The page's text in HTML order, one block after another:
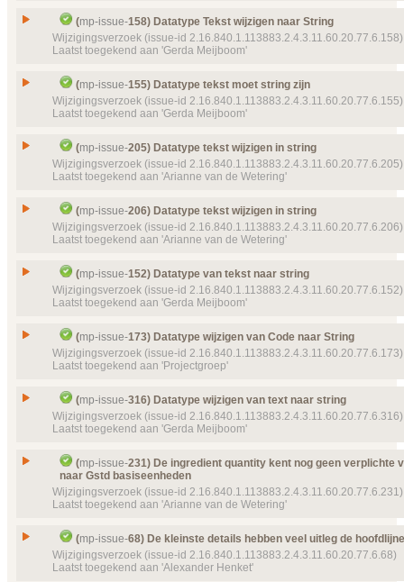
Details
Klik hier voor alle issuedetails
Gesloten, toegekend
Prioriteit
normaal
Details
Klik hier voor alle issuedetails
Issue
Datatype Tekst wijzigen naar String
mp-issue-157
Wijzigingsverzoek
Gesloten, toegekend
Prioriteit
normaal
Object(en)
Doel van verwijzing ontbreekt
Details
Klik hier voor alle issuedetails
(mp-issue-158) Datatype Tekst wijzigen naar String
Wijzigingsverzoek (issue-id 2.16.840.1.113883.2.4.3.11.60.20.77.6.158)
Laatst toegekend aan 'Gerda Meijboom'
Issue
Datatype Tekst wijzigen naar String
mp-issue-158
Wijzigingsverzoek
Gesloten, toegekend
Prioriteit
normaal
Details
Klik hier voor alle issuedetails
(mp-issue-155) Datatype tekst moet string zijn
Wijzigingsverzoek (issue-id 2.16.840.1.113883.2.4.3.11.60.20.77.6.155)
Laatst toegekend aan 'Gerda Meijboom'
Issue
Datatype tekst moet string zijn
mp-issue-155
Wijzigingsverzoek
Gesloten, toegekend
Prioriteit
normaal
Object(en)
Doel van verwijzing ontbreekt
Details
Klik hier voor alle issuedetails
(mp-issue-205) Datatype tekst wijzigen in string
Wijzigingsverzoek (issue-id 2.16.840.1.113883.2.4.3.11.60.20.77.6.205)
Laatst toegekend aan 'Arianne van de Wetering'
Issue
Datatype tekst wijzigen in string
mp-issue-205
Wijzigingsverzoek
Gesloten, toegekend
Prioriteit
normaal
Object(en)
Doel van verwijzing ontbreekt
Details
Klik hier voor alle issuedetails
(mp-issue-206) Datatype tekst wijzigen in string
Wijzigingsverzoek (issue-id 2.16.840.1.113883.2.4.3.11.60.20.77.6.206)
Laatst toegekend aan 'Arianne van de Wetering'
Issue
Datatype tekst wijzigen in string
mp-issue-206
Wijzigingsverzoek
Gesloten, toegekend
Prioriteit
normaal
Object(en)
Doel van verwijzing ontbreekt
Details
Klik hier voor alle issuedetails
(mp-issue-152) Datatype van tekst naar string
Wijzigingsverzoek (issue-id 2.16.840.1.113883.2.4.3.11.60.20.77.6.152)
Laatst toegekend aan 'Gerda Meijboom'
Issue
Datatype van tekst naar string
mp-issue-152
Wijzigingsverzoek
Gesloten, toegekend
Prioriteit
normaal
Object(en)
Doel van verwijzing ontbreekt
Details
Klik hier voor alle issuedetails
(mp-issue-173) Datatype wijzigen van Code naar String
Wijzigingsverzoek (issue-id 2.16.840.1.113883.2.4.3.11.60.20.77.6.173)
Laatst toegekend aan 'Projectgroep'
Issue
Datatype wijzigen van Code naar String
mp-issue-173
Wijzigingsverzoek
Gesloten, toegekend
Prioriteit
normaal
Object(en)
Doel van verwijzing ontbreekt mp-
22275 (2016‑03‑01 11:54:55) Toelichting
9152
16:33:18) MPCDAToedieningsafspraakSchema
Details
Klik hier voor alle issuedetails
(mp-issue-316) Datatype wijzigen van text naar string
Wijzigingsverzoek (issue-id 2.16.840.1.113883.2.4.3.11.60.20.77.6.316)
Laatst toegekend aan 'Gerda Meijboom'
Issue
Datatype wijzigen van text naar string
mp-issue-
Wijzigingsverzoek
Prioriteit
normaal
Object(en)
Doel van verwijzing ontbreekt mp-
22499 (2016‑04‑07 10:06:40) Reden afspraak
(mp-issue-231) De ingredient quantity kent nog geen verplichte
naar Gstd basiseenheden
Wijzigingsverzoek (issue-id 2.16.840.1.113883.2.4.3.11.60.20.77.6.231)
Laatst toegekend aan 'Arianne van de Wetering'
Issue
De ingredient quantity kent nog geen verplichte
Gstd basiseenheden
mp-issue-231
(mp-issue-68) De kleinste details hebben veel uitleg de
Wijzigingsverzoek (issue-id 2.16.840.1.113883.2.4.3.11.60.20.77.6.68)
Laatst toegekend aan 'Alexander Henket'